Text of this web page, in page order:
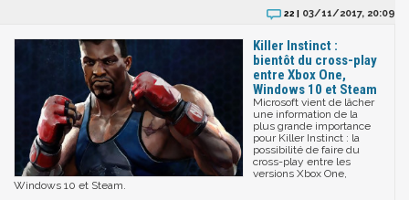
22 | 03/11/2017, 20:09
Killer Instinct :
bientôt du cross-play
entre Xbox One,
Windows 10 et Steam
Microsoft vient de lâcher
une information de la
plus grande importance
pour Killer Instinct : la
possibilité de faire du
cross-play entre les
versions Xbox One,
Windows 10 et Steam.